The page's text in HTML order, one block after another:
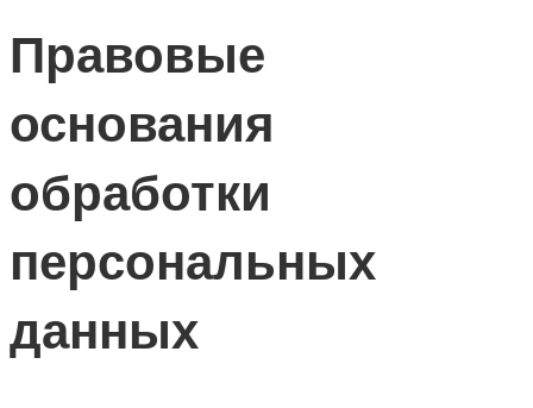
Правовые
основания
обработки
персональных
данных